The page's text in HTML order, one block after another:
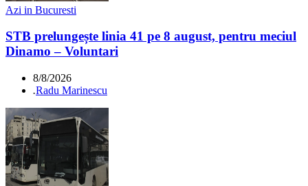
Azi in Bucuresti
STB prelungește linia 41 pe 8 august, pentru meciul
Dinamo – Voluntari
8/8/2026
.Radu Marinescu